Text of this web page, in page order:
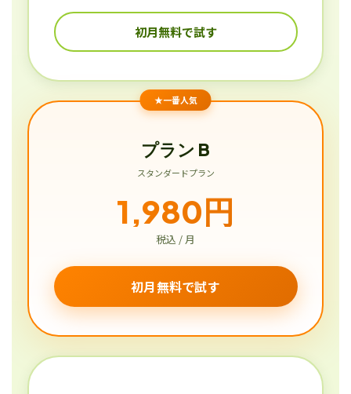
初月無料で試す
★一番人気
プラン B
スタンダードプラン
1,980円
税込 / 月
初月無料で試す